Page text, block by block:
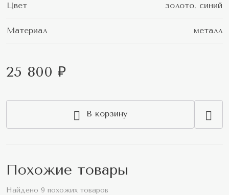
Цвет золото, синий
Материал металл
25 800 ₽
В корзину
Похожие товары
Найдено 9 похожих товаров